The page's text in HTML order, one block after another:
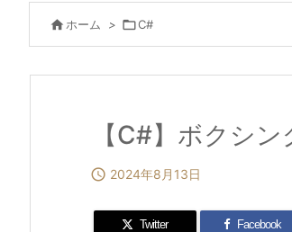
 ホーム > C#
【C#】ボクシ
 2024年8月13日
Twitter Facebook